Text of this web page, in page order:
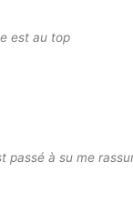
est au top
passé à su me